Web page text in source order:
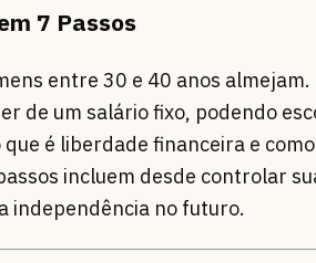
7 Passos
entre 30 e 40 anos
de um salário fixo, podendo
é liberdade financeira e
incluem desde controlar
independência no futuro.